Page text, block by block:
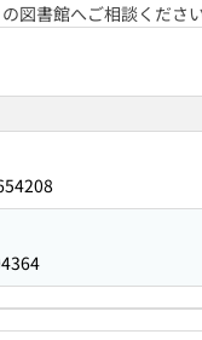
図書館へご相談くださ